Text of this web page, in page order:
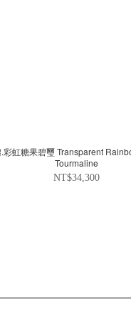
果碧璽 Transparent Rainbow Candy
Tourmaline
NT$34,300